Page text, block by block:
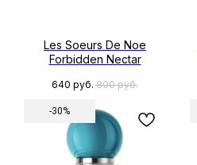
Les Soeurs De Noe
Forbidden Nectar
640 руб. 800 руб.
-30%